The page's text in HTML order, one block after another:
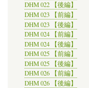
DHM 022 【後編】
DHM 023 【前編】
DHM 023 【後編】
DHM 024 【前編】
DHM 024 【後編】
DHM 025 【前編】
DHM 025 【後編】
DHM 026 【前編】
DHM 026 【後編】